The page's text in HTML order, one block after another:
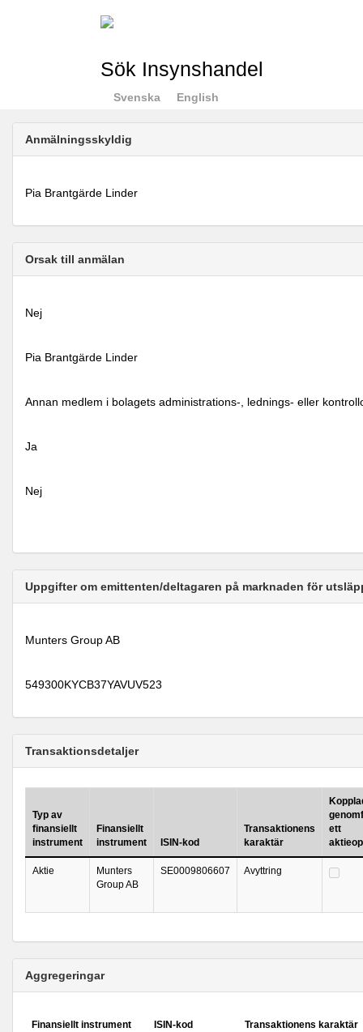
Sök Insynshandel
Svenska English
Anmälningsskyldig
Pia Brantgärde Linder
Orsak till anmälan
Nej
Pia Brantgärde Linder
Annan medlem i bolagets administrations-, lednings- eller
Ja
Nej
Uppgifter om emittenten/deltagaren på marknaden för
Munters Group AB
549300KYCB37YAVUV523
Transaktionsdetaljer
Typ av
finansiellt
instrument
Finansiellt
instrument
ISIN-kod
Transaktionens
karaktär
ett
Aktie
Munters
Group AB
SE0009806607 Avyttring
Aggregeringar
Finansiellt instrument ISIN-kod Transaktionens karaktär